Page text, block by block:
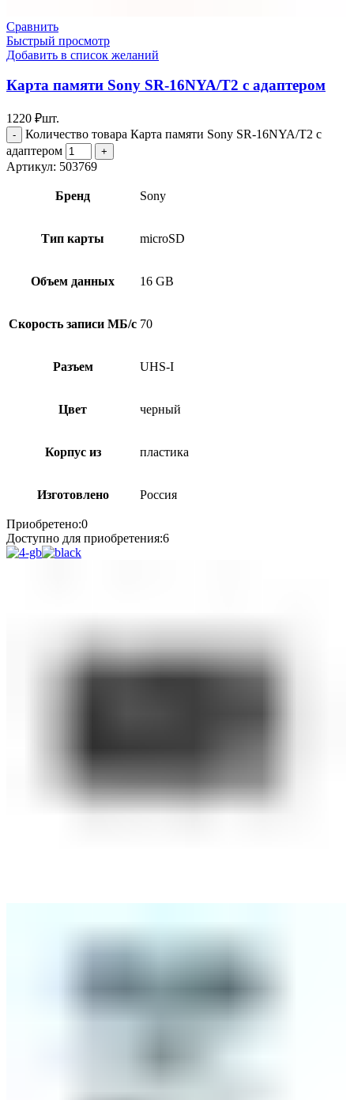
Сравнить
Быстрый просмотр
Добавить в список желаний
Карта памяти Sony SR-16NYA/T2 с адаптером
1220 ₽шт.
Количество товара Карта памяти Sony SR-16NYA/T2 с
адаптером
Артикул: 503769
Бренд Sony
Тип карты microSD
Объем данных 16 GB
Скорость записи МБ/с 70
Разъем UHS-I
Цвет черный
Корпус из пластика
Изготовлено Россия
Приобретено:0
Доступно для приобретения:6